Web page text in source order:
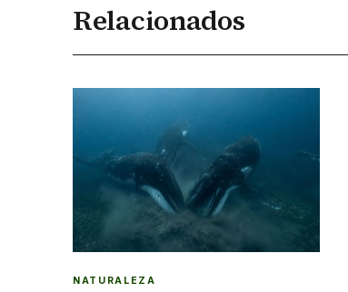
Relacionados
NATURALEZA